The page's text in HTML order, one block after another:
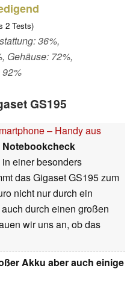
2 Tests)
36%,
Gehäuse: 72%,
GS195
– Handy aus
Notebookcheck
einer besonders
das Gigaset GS195 zum
nicht nur durch ein
durch einen großen
wir uns an, ob das
Akku aber auch einige